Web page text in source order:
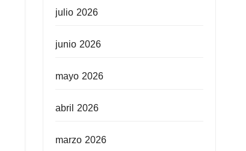
julio 2026
junio 2026
mayo 2026
abril 2026
marzo 2026